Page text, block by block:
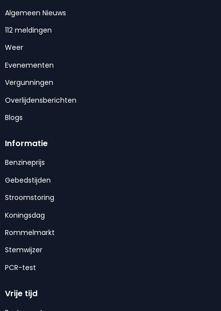
Algemeen Nieuws
112 meldingen
Weer
Evenementen
Vergunningen
Overlijdensberichten
Blogs
Informatie
Benzineprijs
Gebedstijden
Stroomstoring
Koningsdag
Rommelmarkt
Stemwijzer
PCR-test
Vrije tijd